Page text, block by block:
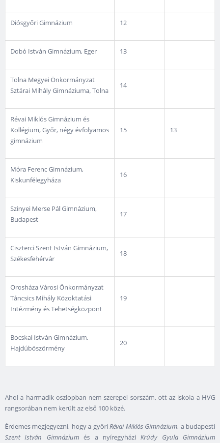
Diósgyőri Gimnázium 12
Dobó István Gimnázium, Eger 13
Tolna Megyei Önkormányzat
Sztárai Mihály Gimnáziuma, Tolna
14
Révai Miklós Gimnázium és
Kollégium, Győr, négy évfolyamos
gimnázium
15 13
Móra Ferenc Gimnázium,
Kiskunfélegyháza
16
Szinyei Merse Pál Gimnázium,
Budapest
17
Ciszterci Szent István Gimnázium,
Székesfehérvár
18
Orosháza Városi Önkormányzat
Táncsics Mihály Közoktatási
Intézmény és Tehetségközpont
19
Bocskai István Gimnázium,
Hajdúböszörmény
20
Ahol a harmadik oszlopban nem szerepel sorszám, ott az iskola a HVG
rangsorában nem került az első 100 közé.
Érdemes megjegyezni, hogy a győriRévai Miklós Gimnázium, a budapesti
Szent István Gimnáziumés a nyíregyháziKrúdy Gyula Gimnázium